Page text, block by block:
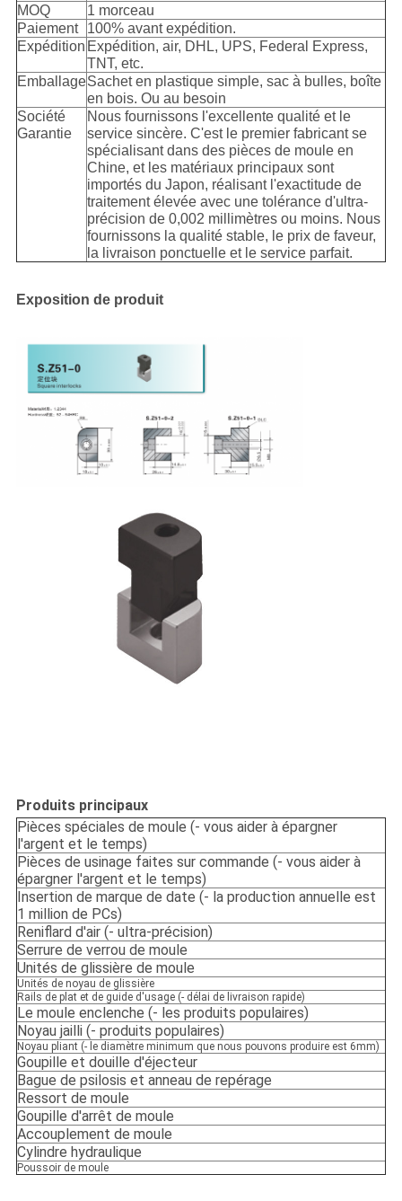
MOQ
1 morceau
Paiement
100% avant expédition.
Expédition Expédition, air, DHL, UPS, Federal Express,
TNT, etc.
EmballageSachet en plastique simple, sac à bulles, boîte
en bois. Ou au besoin
Société
Garantie
Nous fournissons l'excellente qualité et le
service sincère. C'est le premier fabricant se
spécialisant dans des pièces de moule en
Chine, et les matériaux principaux sont
importés du Japon, réalisant l'exactitude de
traitement élevée avec une tolérance d'ultra-
précision de 0,002 millimètres ou moins. Nous
fournissons la qualité stable, le prix de faveur,
la livraison ponctuelle et le service parfait.
Exposition de produit
Produits principaux
Pièces spéciales de moule (- vous aider à épargner
l'argent et le temps)
Pièces de usinage faites sur commande (- vous aider à
épargner l'argent et le temps)
Insertion de marque de date (- la production annuelle est
1 million de PCs)
Reniflard d'air (- ultra-précision)
Serrure de verrou de moule
Unités de glissière de moule
Unités de noyau de glissière
Rails de plat et de guide d'usage (- délai de livraison rapide)
Le moule enclenche (- les produits populaires)
Noyau jailli (- produits populaires)
Noyau pliant (- le diamètre minimum que nous pouvons produire est 6mm)
Goupille et douille d'éjecteur
Bague de psilosis et anneau de repérage
Ressort de moule
Goupille d'arrêt de moule
Accouplement de moule
Cylindre hydraulique
Poussoir de moule